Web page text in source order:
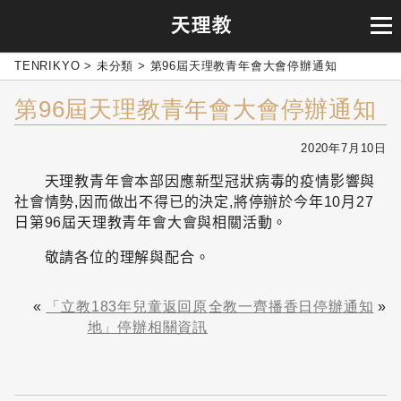
TENRIKYO > 未分類 > 第96屆天理教青年會大會停辦通知
第96屆天理教青年會大會停辦通知
2020年7月10日
天理教青年會本部因應新型冠狀病毒的疫情影響與
社會情勢, 因而做出不得已的決定,將停辦於今年10月 27
日 第96屆天理教青年會大會與相關活動。
敬請各位的理解與配合。
«
「立教183年兒童返回原
地」停辦相關資訊
全教一齊播香日停辦通知 »